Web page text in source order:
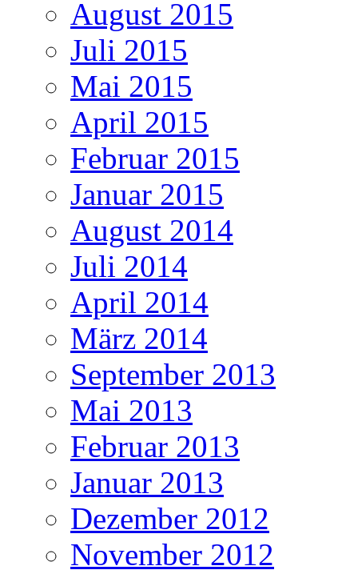
August 2015
Juli 2015
Mai 2015
April 2015
Februar 2015
Januar 2015
August 2014
Juli 2014
April 2014
März 2014
September 2013
Mai 2013
Februar 2013
Januar 2013
Dezember 2012
November 2012